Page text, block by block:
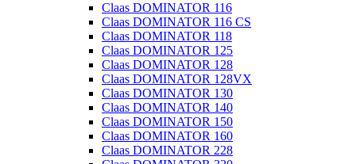
Claas DOMINATOR 116
Claas DOMINATOR 116 CS
Claas DOMINATOR 118
Claas DOMINATOR 125
Claas DOMINATOR 128
Claas DOMINATOR 128VX
Claas DOMINATOR 130
Claas DOMINATOR 140
Claas DOMINATOR 150
Claas DOMINATOR 160
Claas DOMINATOR 228